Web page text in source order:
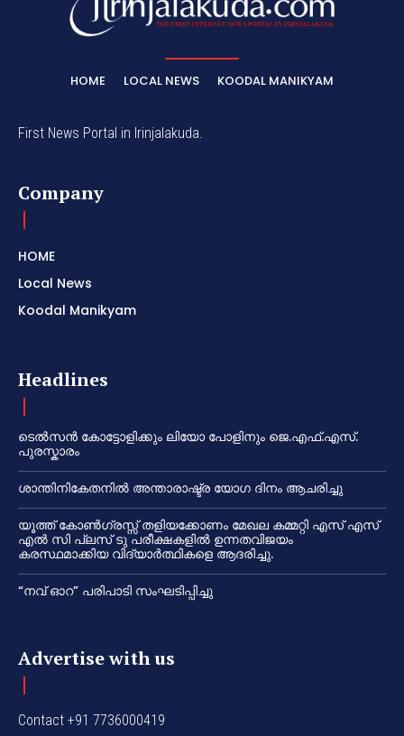
HOME LOCAL NEWS KOODAL MANIKYAM
First News Portal in Irinjalakuda.
Company
HOME
Local News
Koodal Manikyam
Headlines
ടെൽസൻ കോട്ടോളിക്കും ലിയോ പോളിനും ജെ.എഫ്.എസ്.
പുരസ്കാരം
ശാന്തിനികേതനിൽ അന്താരാഷ്ട്ര യോഗ ദിനം ആചരിച്ചു
യൂത്ത് കോൺഗ്രസ്സ് തളിയക്കോണം മേഖല കമ്മറ്റി എസ് എസ്
എൽ സി പ്ലസ് ടു പരീക്ഷകളിൽ ഉന്നതവിജയം
കരസ്ഥമാക്കിയ വിദ്യാർത്ഥികളെ ആദരിച്ചു.
“നവ് ഓറ” പരിപാടി സംഘടിപ്പിച്ചു
Advertise with us
Contact +91 7736000419